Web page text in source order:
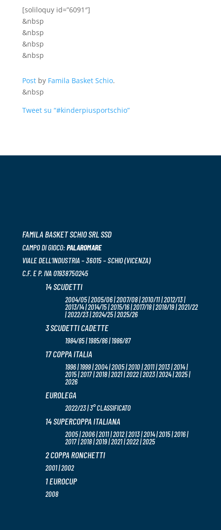
[soliloquy id=”6091″]
&nbsp
&nbsp
&nbsp
&nbsp
Postby Famila Basket Schio.
&nbsp
Tweet su “#kinderpiusportschio”
FAMILA BASKET SCHIO SRL SSD
CAMPO DI GIOCO:PALAROMARE
VIALE DELL’INDUSTRIA – 36015 – SCHIO (VICENZA)
C.F. E P. IVA 01938750245
14 SCUDETTI
2004/05 | 2005/06 | 2007/08 | 2010/11 | 2012/13 |
2013/14 | 2014/15 | 2015/16 | 2017/18 | 2018/19 | 2021/22
| 2022/23 | 2024/25 | 2025/26
3 SCUDETTI CADETTE
1984/85 | 1985/86 | 1986/87
17 COPPA ITALIA
1996 | 1999 | 2004 | 2005 | 2010 | 2011 | 2013 | 2014 |
2015 | 2017 | 2018 | 2021 | 2022 | 2023 | 2024 | 2025 |
2026
EUROLEGA
2022/23 | 3° CLASSIFICATO
14 SUPERCOPPA ITALIANA
2005 | 2006 | 2011 | 2012 | 2013 | 2014 | 2015 | 2016 |
2017 | 2018 | 2019 | 2021 | 2022 | 2025
2 COPPA RONCHETTI
2001 | 2002
1 EUROCUP
2008